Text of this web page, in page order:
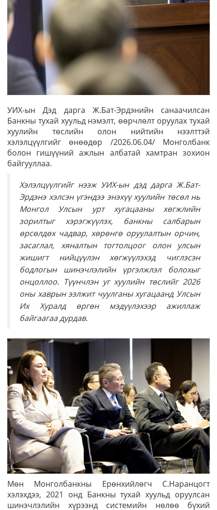
УИХ-ын Дэд дарга Ж.Бат-Эрдэнийн санаачилсан
Банкны тухай хуульд нэмэлт, өөрчлөлт оруулах тухай
хуулийн төслийн олон нийтийн нээлттэй
хэлэлцүүлгийг өнөөдөр /2026.06.04/ Монголбанк
болон гишүүний ажлын албатай хамтран зохион
байгууллаа.
Хэлэлцүүлгийг нээж УИХ-ын дэд дарга Ж.Бат-
Эрдэнэ хэлсэн үгэндээ энэхүү хуулийн төсөл нь
Монгол Улсын урт хугацааны хөгжлийн
зорилтыг хэрэгжүүлэх, банкны салбарын
өрсөлдөх чадвар, хөрөнгө оруулалтын орчин,
засаглал, хяналтын тогтолцоог олон улсын
жишигт нийцүүлэн хөгжүүлэхэд чиглэсэн
бодлогын шинэчлэлийн үргэлжлэл болохыг
онцоллоо. Түүнчлэн уг хуулийн төслийг 2026
оны хаврын ээлжит чуулганы хугацаанд Улсын
Их Хуралд өргөн мэдүүлэхээр ажиллаж
байгаагаа дурдав.
Мөн Монголбанкны Ерөнхийлөгч С.Наранцогт
хэлэхдээ, 2021 онд Банкны тухай хуульд оруулсан
шинэчлэлийн хүрээнд системийн нөлөө бүхий